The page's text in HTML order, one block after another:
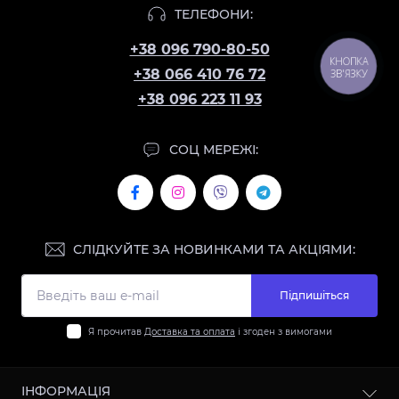
ТЕЛЕФОНИ:
+38 096 790-80-50
+38 066 410 76 72
+38 096 223 11 93
СОЦ МЕРЕЖІ:
СЛІДКУЙТЕ ЗА НОВИНКАМИ ТА АКЦІЯМИ:
Підпишіться
Я прочитав Доставка та оплата і згоден з вимогами
ІНФОРМАЦІЯ
КНОПКА
ЗВ'ЯЗКУ